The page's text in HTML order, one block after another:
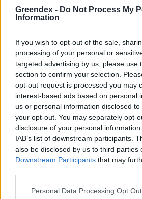
Greendex - Do Not Process My
Information
If you wish to opt-out of the sale,
processing of your personal or
targeted advertising by us, please use
section to confirm your selection.
opt-out request is processed you may
interest-based ads based on personal
us or personal information disclosed
your opt-out. You may separately opt-
disclosure of your personal
IAB’s list of downstream participants.
also be disclosed by us to third parties
Downstream Participants that may
Personal Data Processing Opt
Nem csak
– 8 arborétum,
érdemes
ÉLŐ BOLYGÓNK Granát-Galló Tímea